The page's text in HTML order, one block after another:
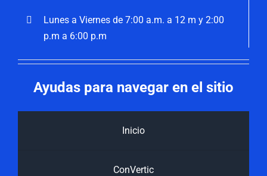
Lunes a Viernes de 7:00 a.m. a 12 m y 2:00
p.m a 6:00 p.m
Ayudas para navegar en el sitio
Inicio
ConVertic